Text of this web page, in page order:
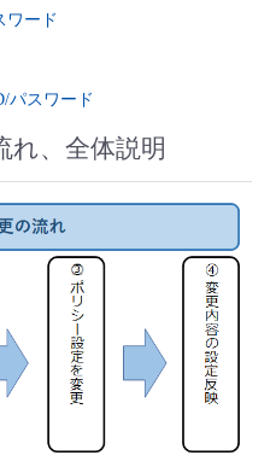
ワード
パスワード
れ、全体説明